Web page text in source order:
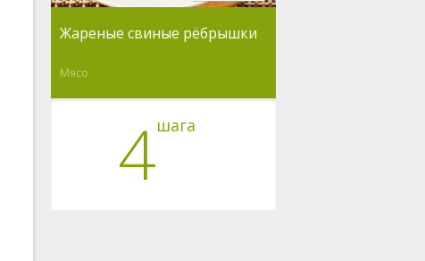
Жареные свиные рёбрышки
Мясо
4шага